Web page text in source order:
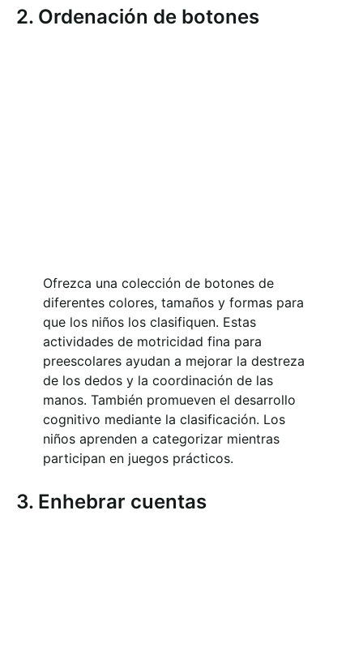
2. Ordenación de botones
Ofrezca una colección de botones de
diferentes colores, tamaños y formas para
que los niños los clasifiquen. Estas
actividades de motricidad fina para
preescolares ayudan a mejorar la destreza
de los dedos y la coordinación de las
manos. También promueven el desarrollo
cognitivo mediante la clasificación. Los
niños aprenden a categorizar mientras
participan en juegos prácticos.
3. Enhebrar cuentas